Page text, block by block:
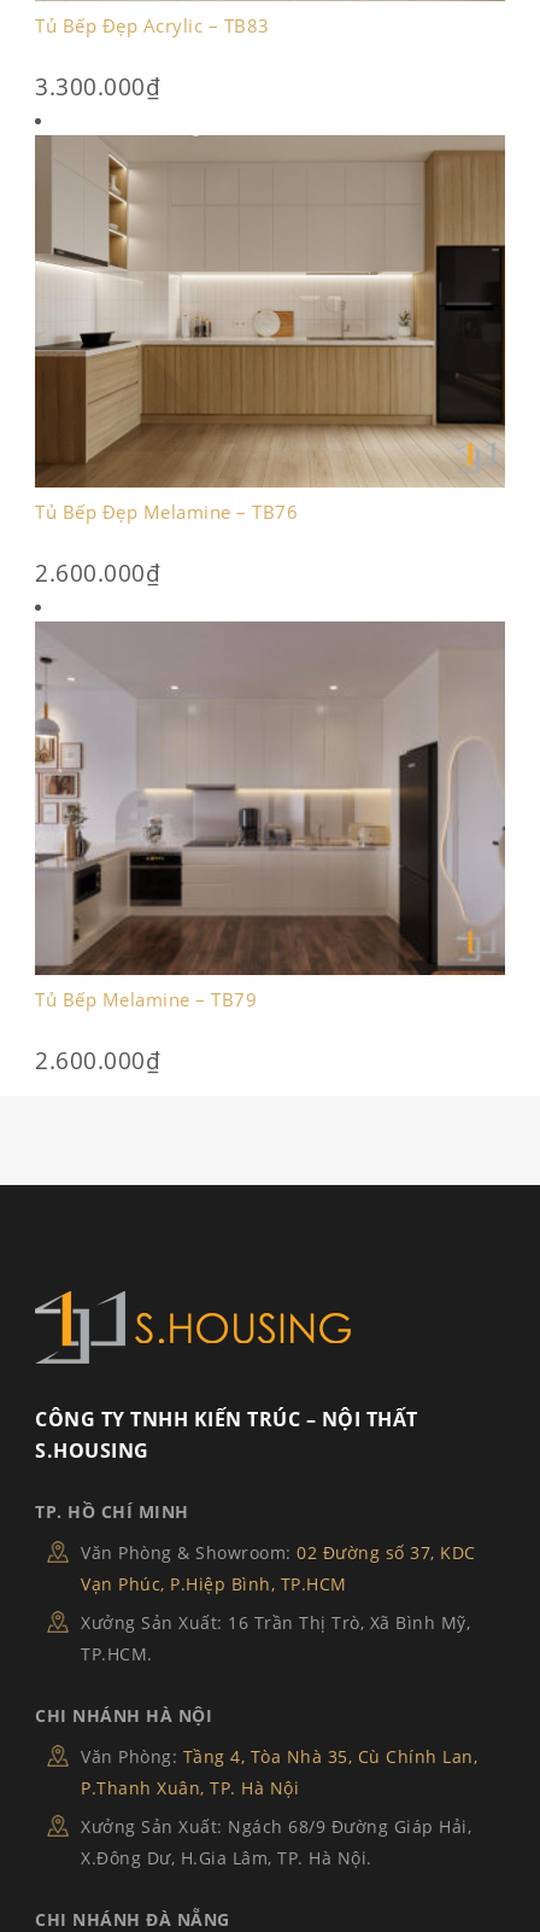
Tủ Bếp Đẹp Acrylic – TB83
3.300.000₫
Tủ Bếp Đẹp Melamine – TB76
2.600.000₫
Tủ Bếp Melamine – TB79
2.600.000₫
CÔNG TY TNHH KIẾN TRÚC – NỘI THẤT
S.HOUSING
TP. HỒ CHÍ MINH
Văn Phòng & Showroom: 02 Đường số 37, KDC
Vạn Phúc, P.Hiệp Bình, TP.HCM
Xưởng Sản Xuất: 16 Trần Thị Trò, Xã Bình Mỹ,
TP.HCM.
CHI NHÁNH HÀ NỘI
Văn Phòng: Tầng 4, Tòa Nhà 35, Cù Chính Lan,
P.Thanh Xuân, TP. Hà Nội
Xưởng Sản Xuất: Ngách 68/9 Đường Giáp Hải,
X.Đông Dư, H.Gia Lâm, TP. Hà Nội.
CHI NHÁNH ĐÀ NẴNG